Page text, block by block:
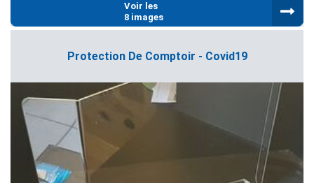
Voir les
8 images
Protection De Comptoir - Covid19